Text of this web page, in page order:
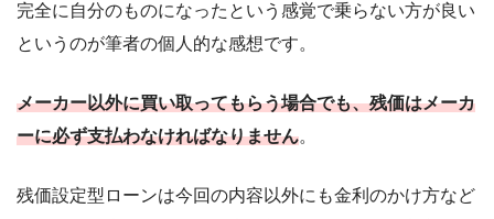
完全に自分のものになったという感覚で乗らない方が良い
というのが筆者の個人的な感想です。
メーカー以外に買い取ってもらう場合でも、残価はメーカ
ーに必ず支払わなければなりません。
残価設定型ローンは今回の内容以外にも金利のかけ方など